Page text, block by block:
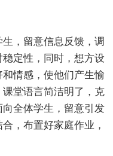
，留意信息反馈，调
定性，同时，想方设
情感，使他们产生愉
堂语言简洁明了，克
全体学生，留意引发
，布置好家庭作业，